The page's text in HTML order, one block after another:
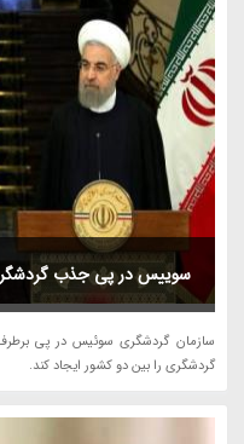
سوییس در پی جذب
سازمان گردشگری سوئیس در پی برطرف
گردشگری را بین دو کشور ایجاد کند.